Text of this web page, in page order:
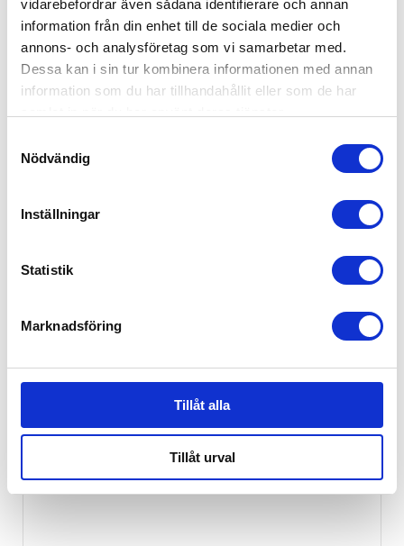
vidarebefordrar även sådana identifierare och annan
information från din enhet till de sociala medier och
annons- och analysföretag som vi samarbetar med.
Dessa kan i sin tur kombinera informationen med annan
information som du har tillhandahållit eller som de har
Nödvändig
Inställningar
Statistik
Marknadsföring
Tillåt alla
Tillåt urval
EJ I LAGER